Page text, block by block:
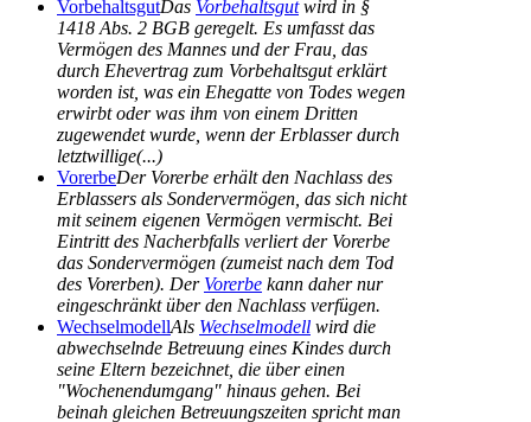
VorbehaltsgutDas Vorbehaltsgutwird in §
1418 Abs. 2 BGB geregelt. Es umfasst das
Vermögen des Mannes und der Frau, das
durch Ehevertrag zum Vorbehaltsgut erklärt
worden ist, was ein Ehegatte von Todes wegen
erwirbt oder was ihm von einem Dritten
zugewendet wurde, wenn der Erblasser durch
letztwillige(...)
VorerbeDer Vorerbe erhält den Nachlass des
Erblassers als Sondervermögen, das sich nicht
mit seinem eigenen Vermögen vermischt. Bei
Eintritt des Nacherbfalls verliert der Vorerbe
das Sondervermögen (zumeist nach dem Tod
des Vorerben). Der Vorerbe kann daher nur
eingeschränkt über den Nachlass verfügen.
WechselmodellAls Wechselmodell wird die
abwechselnde Betreuung eines Kindes durch
seine Eltern bezeichnet, die über einen
"Wochenendumgang" hinaus gehen. Bei
beinah gleichen Betreuungszeiten spricht man